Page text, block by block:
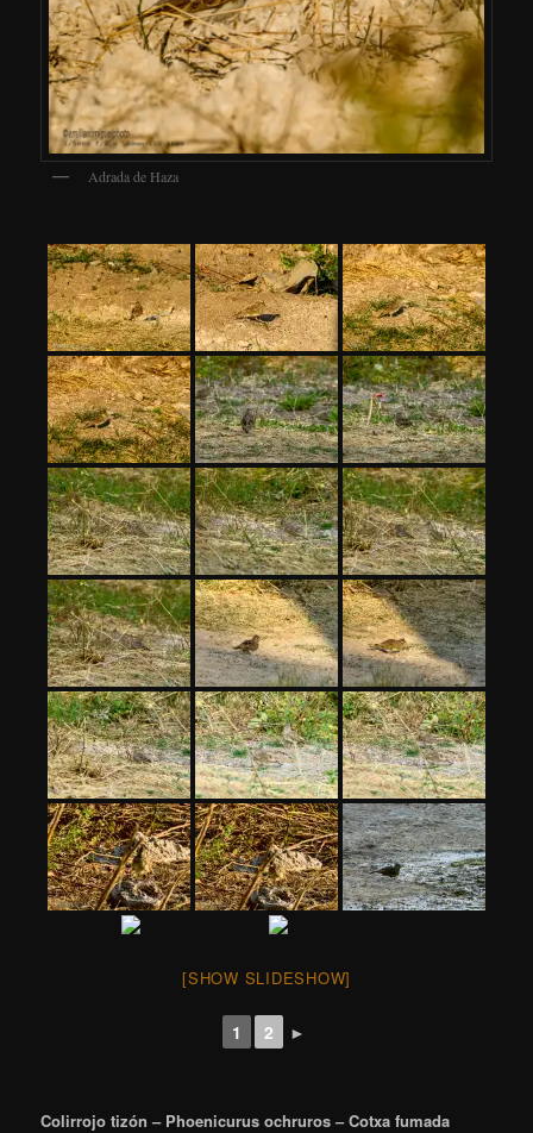
Adrada de Haza
[SHOW SLIDESHOW]
1 2 ►
Colirrojo tizón – Phoenicurus ochruros – Cotxa fumada